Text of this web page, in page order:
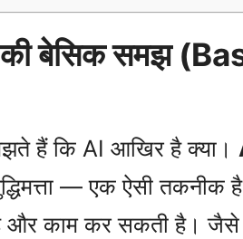
बेसिक समझ
हैं कि AI आखिर है क्या।
— एक ऐसी तकनीक
काम कर सकती है। जैसे